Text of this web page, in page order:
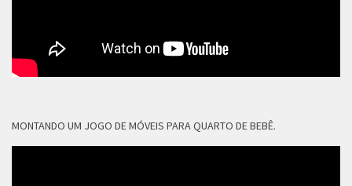
MONTANDO UM JOGO DE MÓVEIS PARA QUARTO DE BEBÊ.